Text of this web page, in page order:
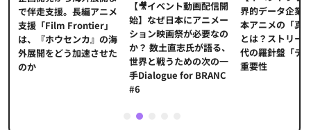
で伴走支援。長編アニメ
支援「Film Frontier」
は、『ホウセンカ』の海
外展開をどう加速させた
のか
【🎥イベント動画配信開
始】なぜ日本にアニメー
ション映画祭が必要なの
か？ 数土直志氏が語る、
世界と戦うための次の一
手Dialogue for BRANC
#6
界的データ企業
本アニメの「真
とは？ストリー
代の羅針盤「デ
重要性
2